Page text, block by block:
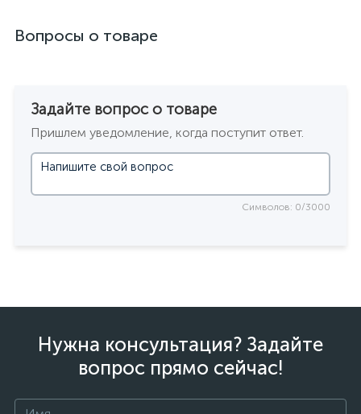
Вопросы о товаре
Задайте вопрос о товаре
Пришлем уведомление, когда поступит ответ.
Символов: 0/3000
Нужна консультация? Задайте
вопрос прямо сейчас!